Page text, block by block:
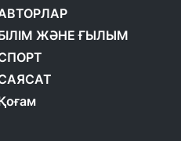
ЖӘНЕ ҒЫЛЫМ